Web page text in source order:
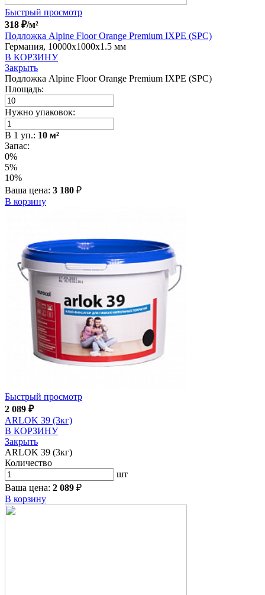
Быстрый просмотр
318 ₽/м²
Подложка Alpine Floor Orange Premium IXPE (SPC)
Германия, 10000x1000x1.5 мм
В КОРЗИНУ
Закрыть
Подложка Alpine Floor Orange Premium IXPE (SPC)
Площадь:
Нужно упаковок:
В 1 уп.: 10 м²
Запас:
0%
5%
10%
Ваша цена: 3 180 ₽
В корзину
Быстрый просмотр
2 089 ₽
ARLOK 39 (3кг)
В КОРЗИНУ
Закрыть
ARLOK 39 (3кг)
Количество
шт
Ваша цена: 2 089 ₽
В корзину